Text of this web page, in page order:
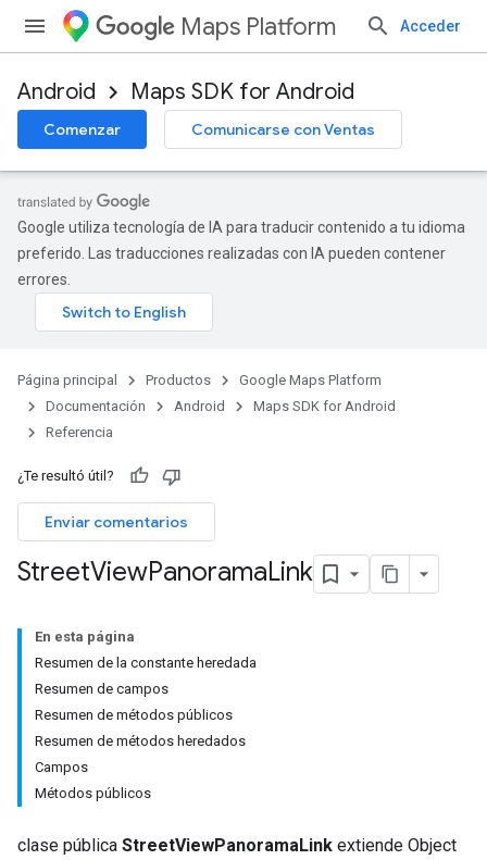
Maps Platform Acceder
Android Maps SDK for Android
Comenzar Comunicarse con Ventas
Google utiliza tecnología de IA para traducir contenido a tu idioma
preferido. Las traducciones realizadas con IA pueden contener
errores.
Página principal Productos
Google Maps Platform
Documentación
Android
Maps SDK for Android
Referencia
¿Te resultó útil?
Enviar comentarios
StreetViewPanoramaLink
En esta página
Resumen de la constante heredada
Resumen de campos
Resumen de métodos públicos
Resumen de métodos heredados
Campos
Métodos públicos
clase pública StreetViewPanoramaLink extiende Object